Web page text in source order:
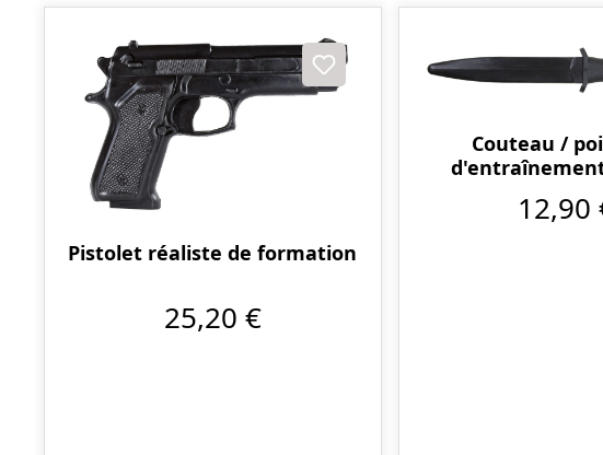
Pistolet réaliste de formation
25,20 €
Couteau /
12,90